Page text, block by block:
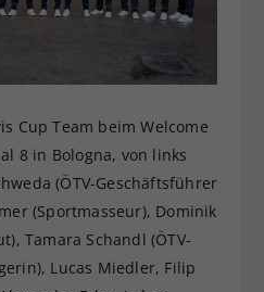
Cup Team beim Welcome
8 in Bologna, von links
(ÖTV-Geschäftsführer
(Sportmasseur), Dominik
Tamara Schandl (ÖTV-
Lucas Miedler, Filip